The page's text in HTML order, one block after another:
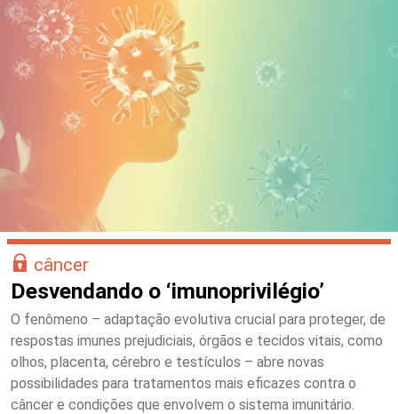
câncer
Desvendando o ‘imunoprivilégio’
O fenômeno – adaptação evolutiva crucial para proteger, de
respostas imunes prejudiciais, órgãos e tecidos vitais, como
olhos, placenta, cérebro e testículos – abre novas
possibilidades para tratamentos mais eficazes contra o
câncer e condições que envolvem o sistema imunitário.